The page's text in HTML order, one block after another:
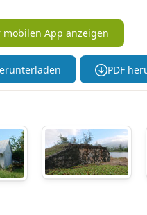
App anzeigen
PDF